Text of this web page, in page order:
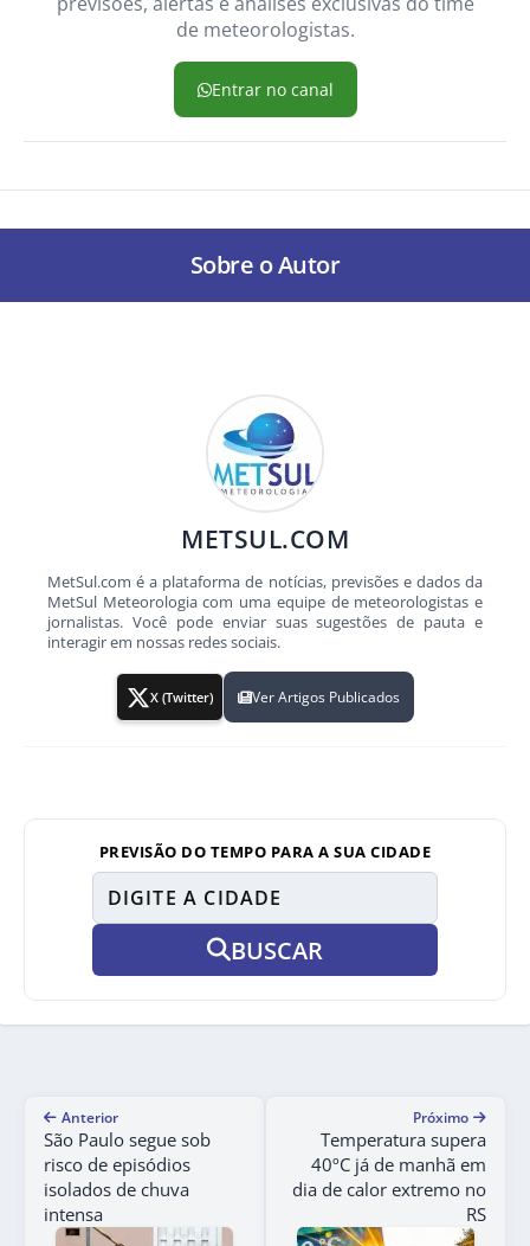
de meteorologistas.
Entrar no canal
Sobre o Autor
METSUL.COM
MetSul.com é a plataforma de notícias, previsões e dados da
MetSul Meteorologia com uma equipe de meteorologistas e
jornalistas. Você pode enviar suas sugestões de pauta e
interagir em nossas redes sociais.
X (Twitter) Ver Artigos Publicados
PREVISÃO DO TEMPO PARA A SUA CIDADE
BUSCAR
Anterior
São Paulo segue sob
risco de episódios
isolados de chuva
intensa
Próximo
Temperatura supera
40ºC já de manhã em
dia de calor extremo no
RS